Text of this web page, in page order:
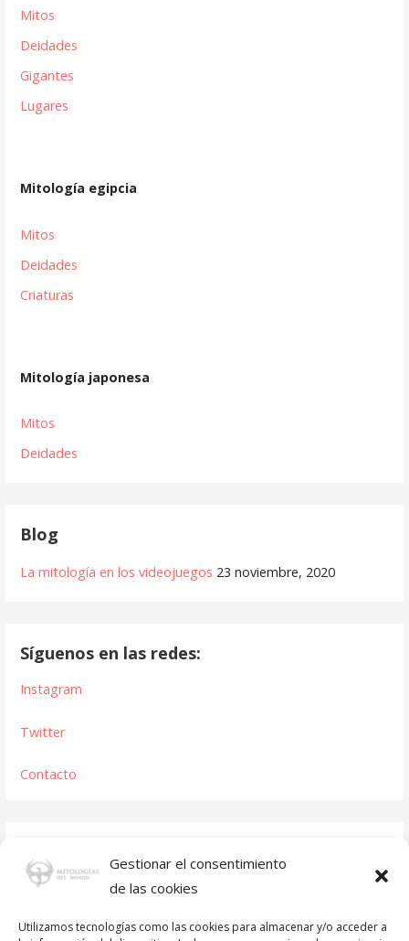
Gestionar el consentimiento
de las cookies
Utilizamos tecnologías como las cookies para almacenar y/o acceder a
Mitos
Deidades
Gigantes
Lugares
Mitología egipcia
Mitos
Deidades
Criaturas
Mitología japonesa
Mitos
Deidades
Blog
La mitología en los videojuegos 23 noviembre, 2020
Síguenos en las redes:
Instagram
Twitter
Contacto